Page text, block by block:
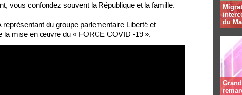
vous confondez souvent la République et la famille.
du groupe parlementaire Liberté et
la mise en œuvre du « FORCE COVID -19 ».
du